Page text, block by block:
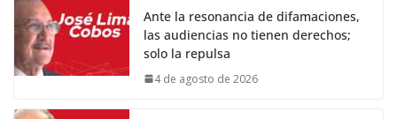
Ante la resonancia de difamaciones,
las audiencias no tienen derechos;
solo la repulsa
4 de agosto de 2026